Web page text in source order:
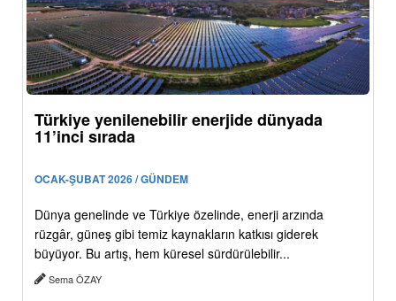
Türkiye yenilenebilir enerjide dünyada
11’inci sırada
OCAK-ŞUBAT 2026 / GÜNDEM
Dünya genelinde ve Türkiye özelinde, enerji arzında
rüzgâr, güneş gibi temiz kaynakların katkısı giderek
büyüyor. Bu artış, hem küresel sürdürülebilir...
Sema ÖZAY